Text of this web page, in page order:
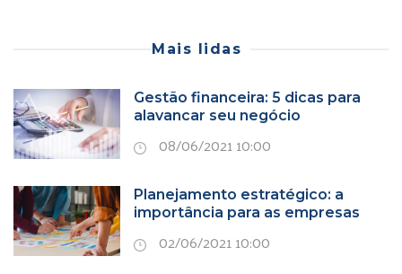
Mais lidas
Gestão financeira: 5 dicas para
alavancar seu negócio
08/06/2021 10:00
Planejamento estratégico: a
importância para as empresas
02/06/2021 10:00